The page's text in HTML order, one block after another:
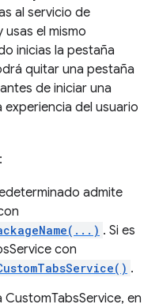
al servicio de
el mismo
inicias la pestaña
quitar una pestaña
de iniciar una
del usuario
admite
. Si es
con
.
en